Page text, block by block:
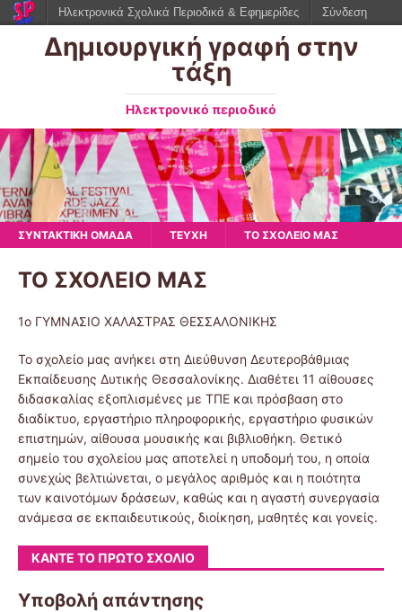
Δημιουργική γραφή στην
τάξη
Ηλεκτρονικό περιοδικό
ΣΥΝΤΑΚΤΙΚΗ ΟΜΑΔΑ ΤΕΥΧΗ ΤΟ ΣΧΟΛΕΙΟ ΜΑΣ
ΤΟ ΣΧΟΛΕΙΟ ΜΑΣ
1ο ΓΥΜΝΑΣΙΟ ΧΑΛΑΣΤΡΑΣ ΘΕΣΣΑΛΟΝΙΚΗΣ
Το σχολείο μας ανήκει στη Διεύθυνση Δευτεροβάθμιας
Εκπαίδευσης Δυτικής Θεσσαλονίκης. Διαθέτει 11 αίθουσες
διδασκαλίας εξοπλισμένες με ΤΠΕ και πρόσβαση στο
διαδίκτυο, εργαστήριο πληροφορικής, εργαστήριο φυσικών
επιστημών, αίθουσα μουσικής και βιβλιοθήκη. Θετικό
σημείο του σχολείου μας αποτελεί η υποδομή του, η οποία
συνεχώς βελτιώνεται, ο μεγάλος αριθμός και η ποιότητα
των καινοτόμων δράσεων, καθώς και η αγαστή συνεργασία
ανάμεσα σε εκπαιδευτικούς, διοίκηση, μαθητές και γονείς.
ΚΆΝΤΕ ΤΟ ΠΡΏΤΟ ΣΧΌΛΙΟ
Υποβολή απάντησης
Ηλεκτρονικά Σχολικά Περιοδικά & Εφημερίδες Σύνδεση